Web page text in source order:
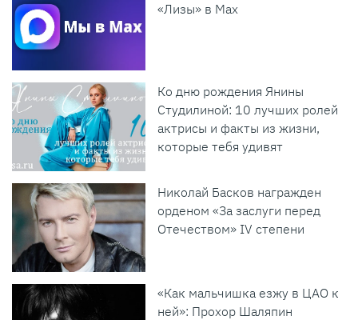
«Лизы» в Max
Ко дню рождения Янины
Студилиной: 10 лучших ролей
актрисы и факты из жизни,
которые тебя удивят
Николай Басков награжден
орденом «За заслуги перед
Отечеством» IV степени
«Как мальчишка езжу в ЦАО к
ней»: Прохор Шаляпин